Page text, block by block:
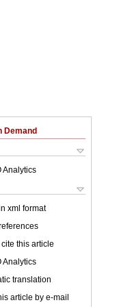
Demand
Analytics
xml format
this article
Analytics
translation
article by e-mail